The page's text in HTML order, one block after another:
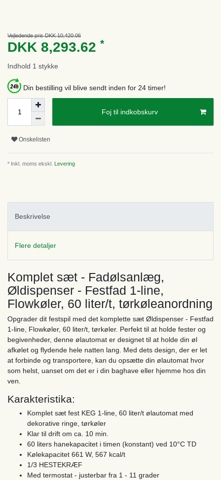
Vejledende pris DKK 10,420.06
DKK 8,293.62 *
Indhold 1 stykke
Din bestilling vil blive sendt inden for 24 timer!
Foj til indkobskurv
Onskelisten
* Inkl. moms ekskl. Levering
Beskrivelse
Flere detaljer
Komplet sæt - Fadølsanlæg,
Øldispenser - Festfad 1-line,
Flowkøler, 60 liter/t, tørkøleanordning
Opgrader dit festspil med det komplette sæt Øldispenser - Festfad
1-line, Flowkøler, 60 liter/t, tørkøler. Perfekt til at holde fester og
begivenheder, denne ølautomat er designet til at holde din øl
afkølet og flydende hele natten lang. Med dets design, der er let
at forbinde og transportere, kan du opsætte din ølautomat hvor
som helst, uanset om det er i din baghave eller hjemme hos din
ven.
Karakteristika:
Komplet sæt fest KEG 1-line, 60 liter/t ølautomat med
dekorative ringe, tørkøler
Klar til drift om ca. 10 min.
60 liters hanekapacitet i timen (konstant) ved 10°C TD
Kølekapacitet 661 W, 567 kcal/t
1/3 HESTEKRÆF
Med termostat - justerbar fra 1 - 11 grader